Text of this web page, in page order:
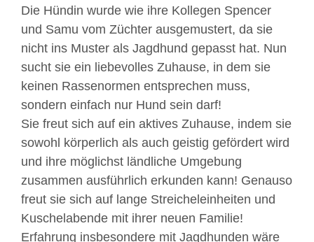
Die Hündin wurde wie ihre Kollegen Spencer
und Samu vom Züchter ausgemustert, da sie
nicht ins Muster als Jagdhund gepasst hat. Nun
sucht sie ein liebevolles Zuhause, in dem sie
keinen Rassenormen entsprechen muss,
sondern einfach nur Hund sein darf!
Sie freut sich auf ein aktives Zuhause, indem sie
sowohl körperlich als auch geistig gefördert wird
und ihre möglichst ländliche Umgebung
zusammen ausführlich erkunden kann! Genauso
freut sie sich auf lange Streicheleinheiten und
Kuschelabende mit ihrer neuen Familie!
Erfahrung insbesondere mit Jagdhunden wäre